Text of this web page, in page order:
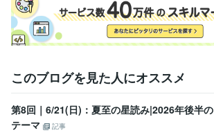
このブログを見た人にオススメ
第8回｜6/21(日)：夏至の星読み|2026年後半の
テーマ
記事